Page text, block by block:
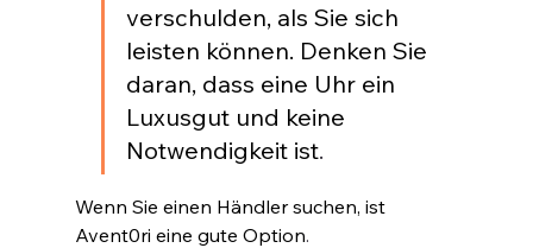
verschulden, als Sie sich
leisten können. Denken Sie
daran, dass eine Uhr ein
Luxusgut und keine
Notwendigkeit ist.
Wenn Sie einen Händler suchen, ist
Avent0ri eine gute Option.